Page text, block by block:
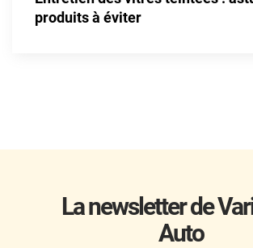
Holden
produits à éviter
La newsletter de
Auto